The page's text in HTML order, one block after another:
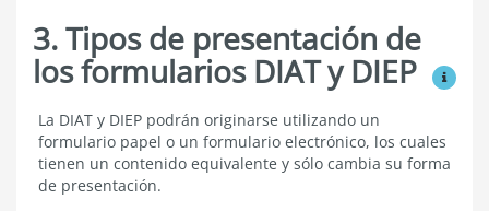
3. Tipos de presentación de
los formularios DIAT y DIEP Ver
Tipos
de
presentación
de
los
La DIAT y DIEP podrán originarse utilizando un
formulario papel o un formulario electrónico, los cuales
tienen un contenido equivalente y sólo cambia su forma
de presentación.